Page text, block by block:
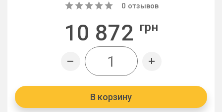
0 отзывов
10 872 грн
В корзину